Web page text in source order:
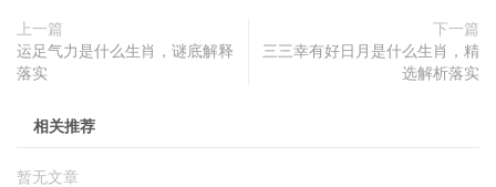
上一篇
运足气力是什么生肖，谜底解释
落实
下一篇
三三幸有好日月是什么生肖，精
选解析落实
相关推荐
暂无文章